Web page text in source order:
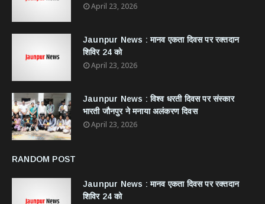
April 23, 2026
Jaunpur News : ​मानव एकता दिवस पर रक्तदान
शिविर 24 को
April 23, 2026
Jaunpur News : विश्व धरती दिवस पर संस्कार
भारती जौनपुर ने मनाया अलंकरण दिवस
April 23, 2026
RANDOM POST
Jaunpur News : ​मानव एकता दिवस पर रक्तदान
शिविर 24 को